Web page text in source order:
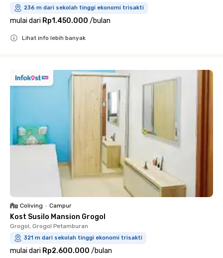
236 m dari sekolah tinggi ekonomi trisakti
mulai dari Rp1.450.000 /bulan
Lihat info lebih banyak
Coliving • Campur
Kost Susilo Mansion Grogol
Grogol, Grogol Petamburan
321 m dari sekolah tinggi ekonomi trisakti
mulai dari Rp2.600.000 /bulan